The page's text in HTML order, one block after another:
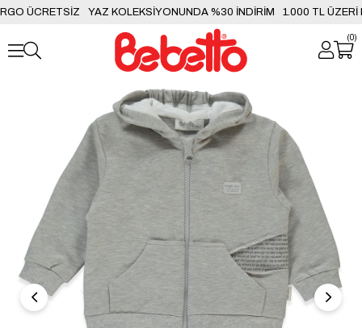
ÜCRETSİZ YAZ KOLEKSİYONUNDA %30 İNDİRİM 1.000 TL ÜZERİ
0